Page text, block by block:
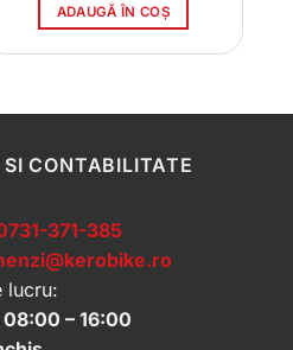
ADAUGĂ ÎN COȘ
SI CONTABILITATE
371-385
lucru:
08:00 – 16:00